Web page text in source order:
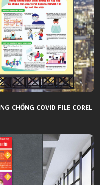
CHỐNG COVID FILE COREL